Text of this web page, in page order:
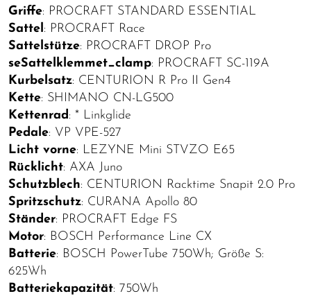
Griffe: PROCRAFT STANDARD ESSENTIAL
Sattel: PROCRAFT Race
Sattelstütze: PROCRAFT DROP Pro
seSattelklemmet_clamp: PROCRAFT SC-119A
Kurbelsatz: CENTURION R Pro II Gen4
Kette: SHIMANO CN-LG500
Kettenrad: * Linkglide
Pedale: VP VPE-527
Licht vorne: LEZYNE Mini STVZO E65
Rücklicht: AXA Juno
Schutzblech: CENTURION Racktime Snapit 2.0 Pro
Spritzschutz: CURANA Apollo 80
Ständer: PROCRAFT Edge FS
Motor: BOSCH Performance Line CX
Batterie: BOSCH PowerTube 750Wh; Größe S:
625Wh
Batteriekapazität: 750Wh